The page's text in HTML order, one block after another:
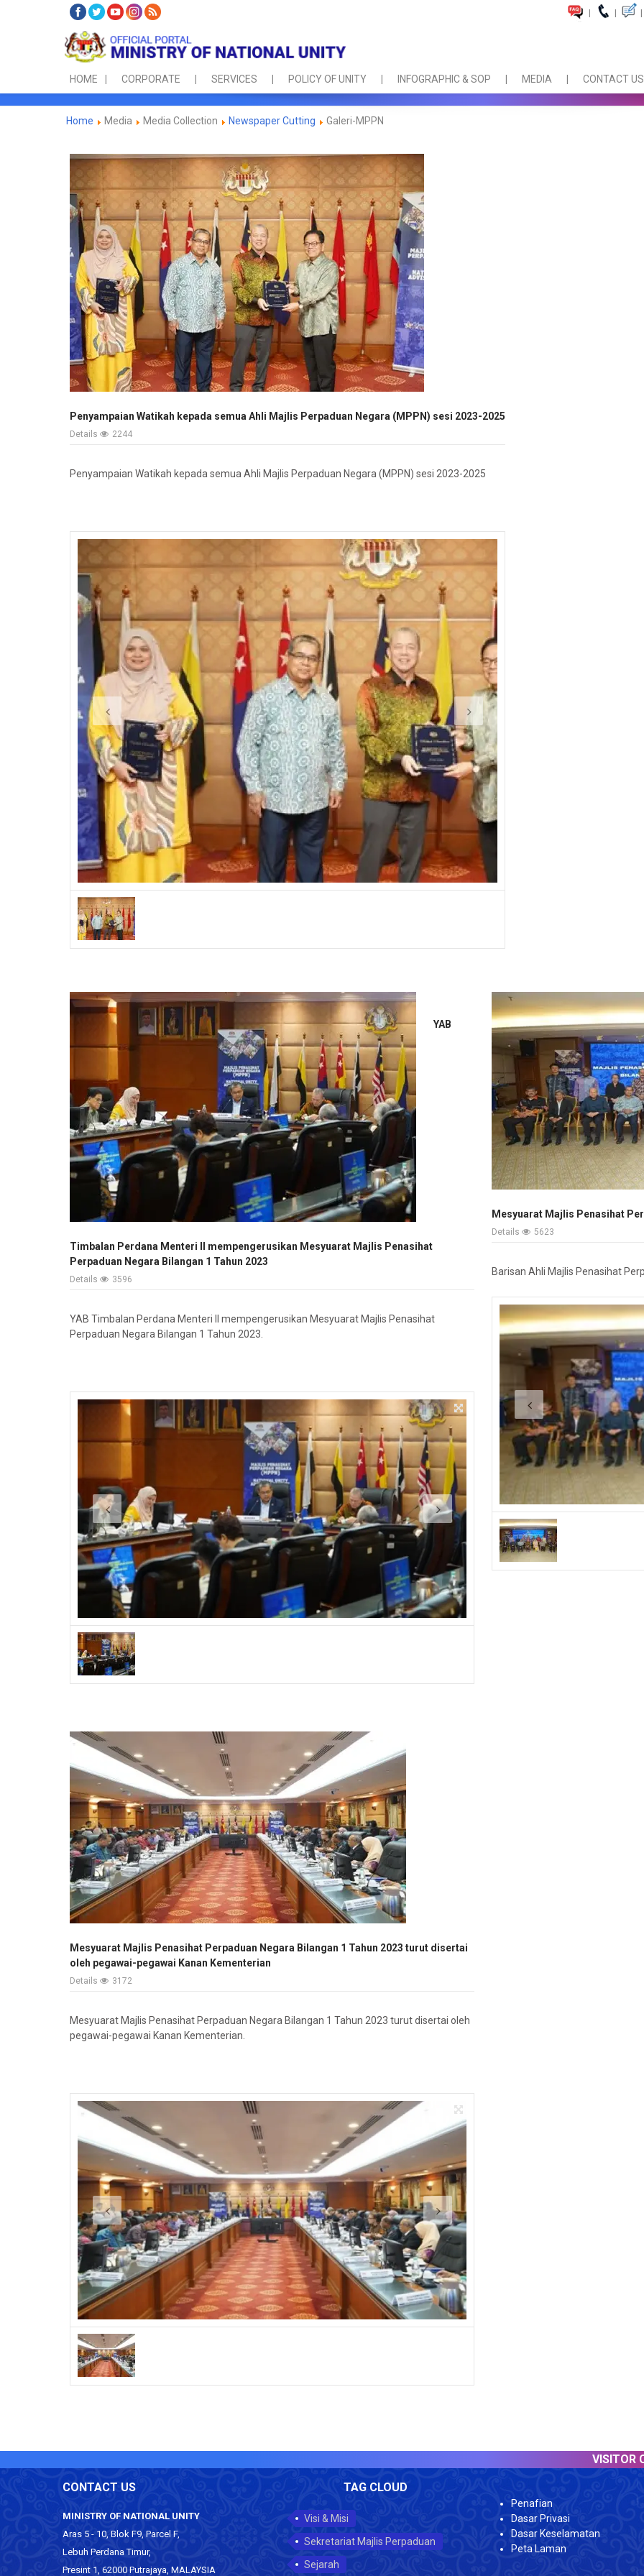
| | |
HOME CORPORATE SERVICES POLICY OF UNITY INFOGRAPHIC & SOP MEDIA CONTACT US
Home Media Media Collection Newspaper Cutting Galeri-MPPN
Penyampaian Watikah kepada semua Ahli Majlis Perpaduan Negara (MPPN) sesi 2023-2025
Details 2244
Penyampaian Watikah kepada semua Ahli Majlis Perpaduan Negara (MPPN) sesi 2023-2025
YAB
Timbalan Perdana Menteri II mempengerusikan Mesyuarat Majlis Penasihat
Perpaduan Negara Bilangan 1 Tahun 2023
Details 3596
YAB Timbalan Perdana Menteri II mempengerusikan Mesyuarat Majlis Penasihat
Perpaduan Negara Bilangan 1 Tahun 2023.
Mesyuarat Majlis Penasihat
Details 5623
Barisan Ahli Majlis Penasihat
Mesyuarat Majlis Penasihat Perpaduan Negara Bilangan 1 Tahun 2023 turut disertai
oleh pegawai-pegawai Kanan Kementerian
Details 3172
Mesyuarat Majlis Penasihat Perpaduan Negara Bilangan 1 Tahun 2023 turut disertai oleh
pegawai-pegawai Kanan Kementerian.
VISITOR COUNTER :
CONTACT US
MINISTRY OF NATIONAL UNITY
Aras 5 - 10, Blok F9, Parcel F,
Lebuh Perdana Timur,
Presint 1, 62000 Putrajaya, MALAYSIA
TAG CLOUD
Visi & Misi
Sekretariat Majlis Perpaduan
Sejarah
Penafian
Dasar Privasi
Dasar Keselamatan
Peta Laman